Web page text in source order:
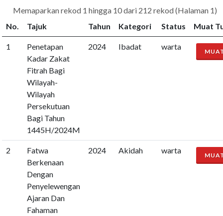
Memaparkan rekod 1 hingga 10 dari 212 rekod (Halaman 1)
No.
Tajuk Tahun Kategori Status Muat
1
Penetapan
Kadar Zakat
Fitrah Bagi
Wilayah-
Wilayah
Persekutuan
Bagi Tahun
1445H/2024M
2024 Ibadat warta
2
Fatwa
Berkenaan
Dengan
Penyelewengan
Ajaran Dan
Fahaman
2024 Akidah warta